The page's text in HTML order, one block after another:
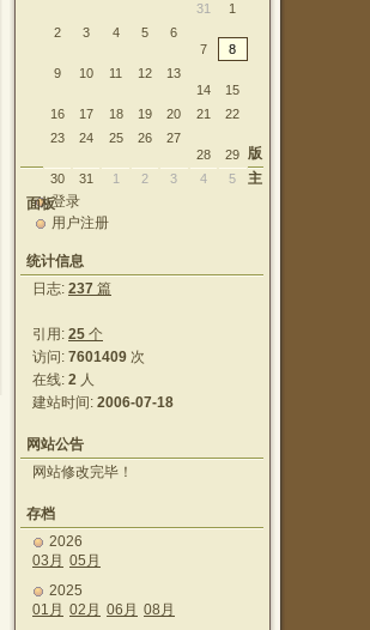
31
1
2
3 4 5
6
7
8
9
10 11 12
13
14
15
16
17 18 19 20 21
22
23
24 25 26
27
28
29
30
31 1 2 3 4 5
版
主
面板登录
用户注册
统计信息
日志: 237 篇
引用: 25 个
访问: 7601409 次
在线: 2 人
建站时间: 2006-07-18
网站公告
网站修改完毕！
存档
2026
03月 05月
2025
01月 02月 06月 08月